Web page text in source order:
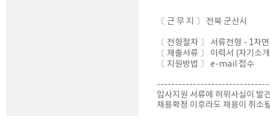
〔 근 무 지 〕 전북 군산시
〔 전형절차 〕 서류전형 - 1차
〔 제출서류 〕 이력서 (자기소
〔 지원방법 〕 e-mail 접수
입사지원 서류에 허위사실이 발
채용확정 이후라도 채용이 취소